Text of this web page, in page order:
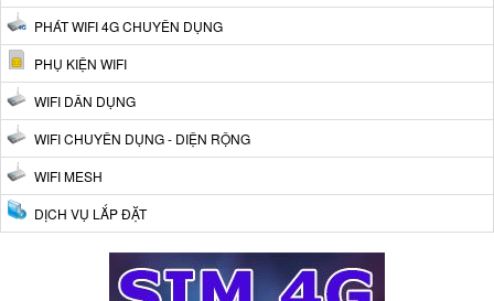
PHÁT WIFI 4G CHUYÊN DỤNG
PHỤ KIỆN WIFI
WIFI DÂN DỤNG
WIFI CHUYÊN DỤNG - DIỆN RỘNG
WIFI MESH
DỊCH VỤ LẮP ĐẶT